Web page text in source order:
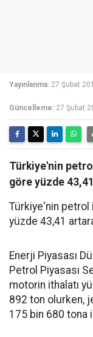
Yayınlanma: 27 Şubat
Güncelleme: 27 Şubat
Türkiye'nin
göre yüzde
Türkiye'nin petrol
yüzde 43,41
Enerji Piyasası
Petrol Piyasası
motorin ithalatı
892 ton olurken,
175 bin 680 tona